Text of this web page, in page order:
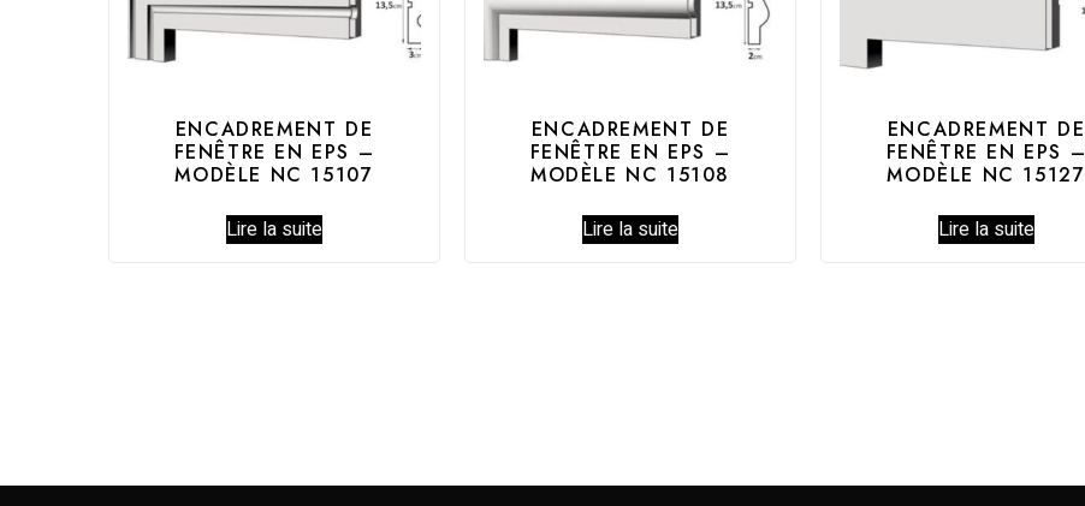
ENCADREMENT DE
FENÊTRE EN EPS –
MODÈLE NC 15107
Lire la suite
ENCADREMENT DE
FENÊTRE EN EPS –
MODÈLE NC 15108
Lire la suite
ENCADREMENT DE
FENÊTRE EN EPS –
MODÈLE NC 15127
Lire la suite